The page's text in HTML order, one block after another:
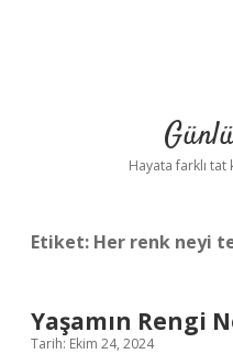
Hayata farklı tat
Etiket: Her renk neyi
Yaşamın Rengi
Tarih: Ekim 24, 2024